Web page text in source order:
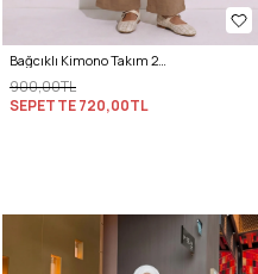
Bağcıklı Kimono Takım 26610 - BİSKÜVİ
900,00TL
SEPETTE720,00TL